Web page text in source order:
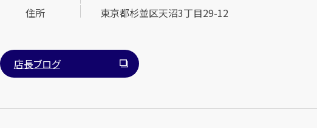
住所
東京都杉並区天沼3丁目29-12
店長ブログ